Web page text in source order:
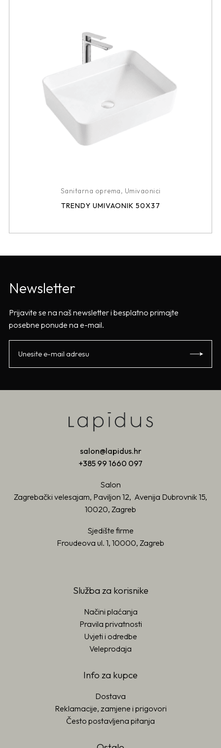
Sanitarna oprema, Umivaonici
TRENDY UMIVAONIK 50X37
Newsletter
Prijavite se na naš newsletter i besplatno primajte
posebne ponude na e-mail.
salon@lapidus.hr
+385 99 1660 097
Salon
Zagrebački velesajam, Paviljon 12, Avenija Dubrovnik 15,
10020, Zagreb
Sjedište firme
Froudeova ul. 1, 10000, Zagreb
Služba za korisnike
Načini plaćanja
Pravila privatnosti
Uvjeti i odredbe
Veleprodaja
Info za kupce
Dostava
Reklamacije, zamjene i prigovori
Često postavljena pitanja